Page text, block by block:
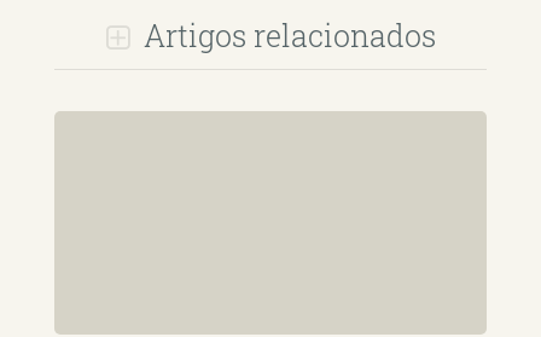
Artigos relacionados